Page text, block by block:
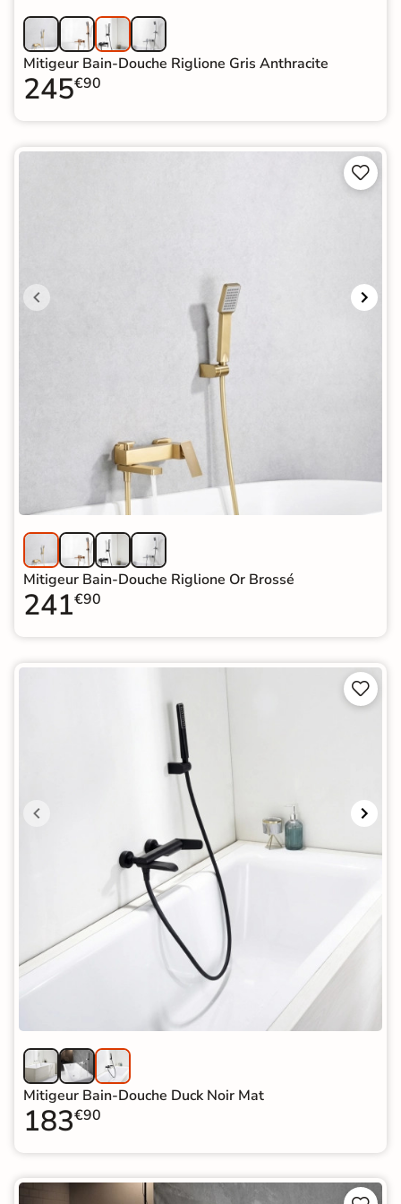
Mitigeur Bain-Douche Riglione Gris Anthracite
245€90


Mitigeur Bain-Douche Riglione Or Brossé
241€90


Mitigeur Bain-Douche Duck Noir Mat
183€90